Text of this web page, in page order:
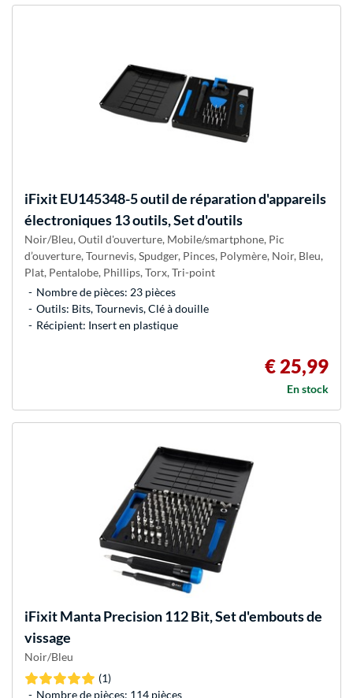
iFixitEU145348-5 outil de réparation d'appareils
électroniques 13 outils, Set d'outils
Noir/Bleu, Outil d'ouverture, Mobile/smartphone, Pic
d’ouverture, Tournevis, Spudger, Pinces, Polymère, Noir, Bleu,
Plat, Pentalobe, Phillips, Torx, Tri-point
Nombre de pièces: 23 pièces
Outils: Bits, Tournevis, Clé à douille
Récipient: Insert en plastique
€ 25,99
En stock
iFixitManta Precision 112 Bit, Set d'embouts de
vissage
Noir/Bleu
(1)
Nombre de pièces: 114 pièces